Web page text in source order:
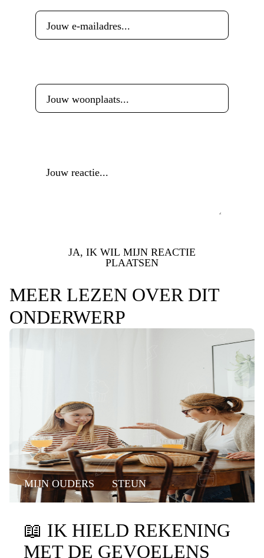
JA, IK WIL MIJN REACTIE
PLAATSEN
MEER LEZEN OVER DIT
ONDERWERP
MIJN OUDERS STEUN
📖 IK HIELD REKENING
MET DE GEVOELENS